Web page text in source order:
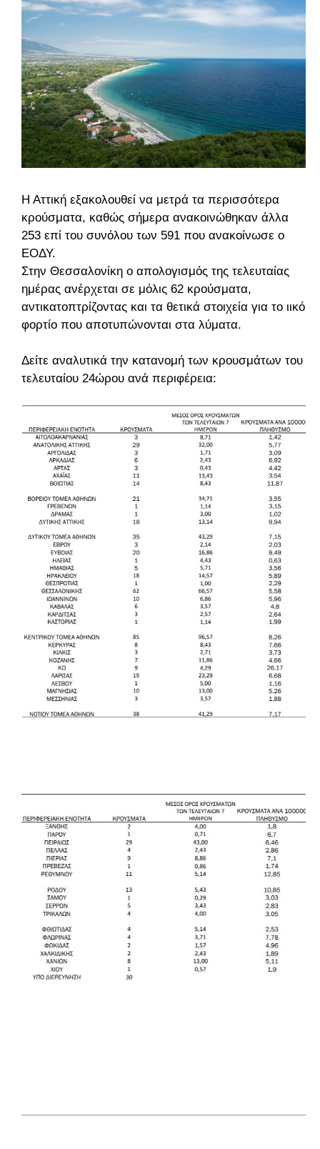
Η Αττική εξακολουθεί να μετρά τα περισσότερα
κρούσματα, καθώς σήμερα ανακοινώθηκαν άλλα
253 επί του συνόλου των 591 που ανακοίνωσε ο
ΕΟΔΥ.
Στην Θεσσαλονίκη ο απολογισμός της τελευταίας
ημέρας ανέρχεται σε μόλις 62 κρούσματα,
αντικατοπτρίζοντας και τα θετικά στοιχεία για το ιικό
φορτίο που αποτυπώνονται στα λύματα.
Δείτε αναλυτικά την κατανομή των κρουσμάτων του
τελευταίου 24ώρου ανά περιφέρεια: